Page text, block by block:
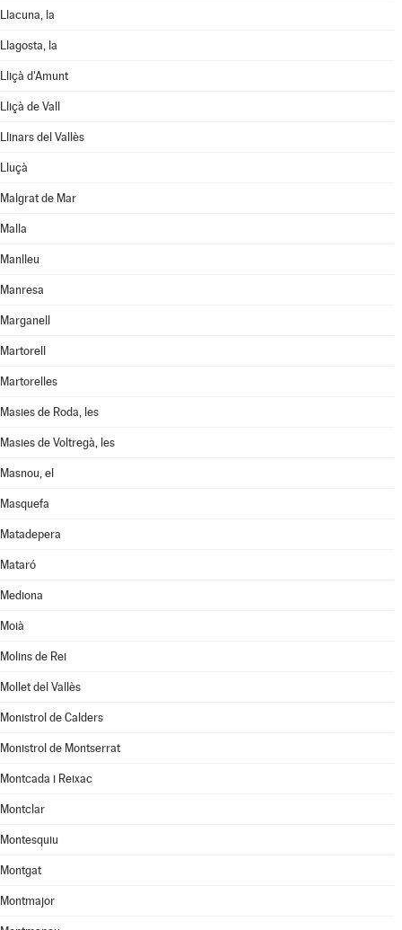
Llacuna, la
Llagosta, la
Lliçà d'Amunt
Lliçà de Vall
Llinars del Vallès
Lluçà
Malgrat de Mar
Malla
Manlleu
Manresa
Marganell
Martorell
Martorelles
Masies de Roda, les
Masies de Voltregà, les
Masnou, el
Masquefa
Matadepera
Mataró
Mediona
Moià
Molins de Rei
Mollet del Vallès
Monistrol de Calders
Monistrol de Montserrat
Montcada i Reixac
Montclar
Montesquiu
Montgat
Montmajor